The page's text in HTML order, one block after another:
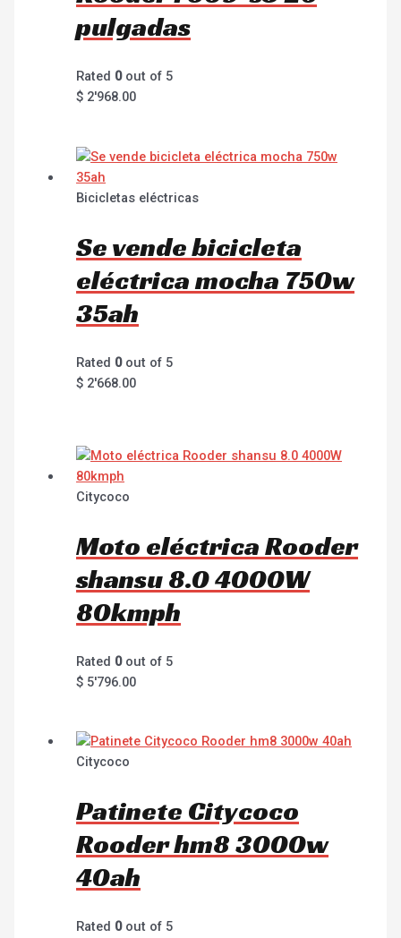
pulgadas
Rated 0out of 5
$ 2'968.00
Bicicletas eléctricas
Se vende bicicleta
eléctrica mocha 750w
35ah
Rated 0out of 5
$ 2'668.00
Citycoco
Moto eléctrica Rooder
shansu 8.0 4000W
80kmph
Rated 0out of 5
$ 5'796.00
Citycoco
Patinete Citycoco
Rooder hm8 3000w
40ah
Rated 0out of 5